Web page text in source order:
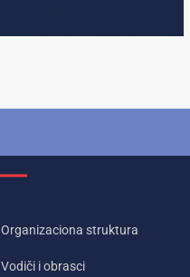
Organizaciona struktura
Vodiči i obrasci